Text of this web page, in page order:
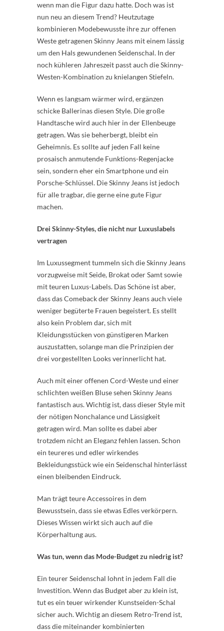
wenn man die Figur dazu hatte. Doch was ist
nun neu an diesem Trend? Heutzutage
kombinieren Modebewusste ihre zur offenen
Weste getragenen Skinny Jeans mit einem lässig
um den Hals gewundenen Seidenschal. In der
noch kühleren Jahreszeit passt auch die Skinny-
Westen-Kombination zu knielangen Stiefeln.
Wenn es langsam wärmer wird, ergänzen
schicke Ballerinas diesen Style. Die große
Handtasche wird auch hier in der Ellenbeuge
getragen. Was sie beherbergt, bleibt ein
Geheimnis. Es sollte auf jeden Fall keine
prosaisch anmutende Funktions-Regenjacke
sein, sondern eher ein Smartphone und ein
Porsche-Schlüssel. Die Skinny Jeans ist jedoch
für alle tragbar, die gerne eine gute Figur
machen.
Drei Skinny-Styles, die nicht nur Luxuslabels
vertragen
Im Luxussegment tummeln sich die Skinny Jeans
vorzugweise mit Seide, Brokat oder Samt sowie
mit teuren Luxus-Labels. Das Schöne ist aber,
dass das Comeback der Skinny Jeans auch viele
weniger begüterte Frauen begeistert. Es stellt
also kein Problem dar, sich mit
Kleidungsstücken von günstigeren Marken
auszustatten, solange man die Prinzipien der
drei vorgestellten Looks verinnerlicht hat.
Auch mit einer offenen Cord-Weste und einer
schlichten weißen Bluse sehen Skinny Jeans
fantastisch aus. Wichtig ist, dass dieser Style mit
der nötigen Nonchalance und Lässigkeit
getragen wird. Man sollte es dabei aber
trotzdem nicht an Eleganz fehlen lassen. Schon
ein teureres und edler wirkendes
Bekleidungsstück wie ein Seidenschal hinterlässt
einen bleibenden Eindruck.
Man trägt teure Accessoires in dem
Bewusstsein, dass sie etwas Edles verkörpern.
Dieses Wissen wirkt sich auch auf die
Körperhaltung aus.
Was tun, wenn das Mode-Budget zu niedrig ist?
Ein teurer Seidenschal lohnt in jedem Fall die
Investition. Wenn das Budget aber zu klein ist,
tut es ein teuer wirkender Kunstseiden-Schal
sicher auch. Wichtig an diesem Retro-Trend ist,
dass die miteinander kombinierten